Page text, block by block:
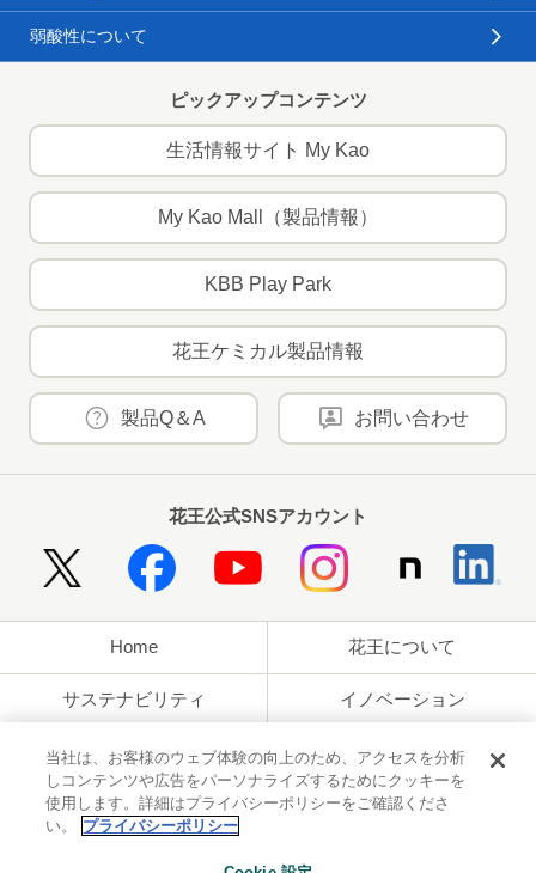
弱酸性について
ピックアップコンテンツ
生活情報サイト My Kao
My Kao Mall（製品情報）
KBB Play Park
花王ケミカル製品情報
製品Q＆A お問い合わせ
花王公式SNSアカウント
Home 花王について
サステナビリティ イノベーション
ブランド 投資家情報
ニュースルーム 採用情報
当社は、お客様のウェブ体験の向上のため、アクセスを分析
しコンテンツや広告をパーソナライズするためにクッキーを
使用します。詳細はプライバシーポリシーをご確認くださ
い。
プライバシーポリシー